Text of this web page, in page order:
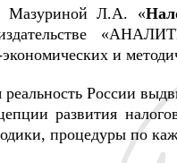
Мазуриной Л.А. «
и
России
развития
процедуры по